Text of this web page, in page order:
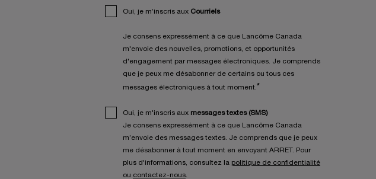
Oui, je m’inscris aux Courriels
Je consens expressément à ce que Lancôme Canada
m'envoie des nouvelles, promotions, et opportunités
d'engagement par messages électroniques. Je comprends
que je peux me désabonner de certains ou tous ces
messages électroniques à tout moment. *
Oui, je m'inscris aux messages textes (SMS)
Je consens expressément à ce que Lancôme Canada
m’envoie des messages textes. Je comprends que je peux
me désabonner à tout moment en envoyant ARRET. Pour
plus d'informations, consultez la politique de confidentialité
ou contactez-nous